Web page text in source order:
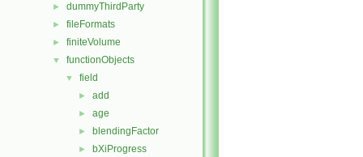
► dummyThirdParty
► fileFormats
► finiteVolume
▼ functionObjects
▼ field
► add
► age
► blendingFactor
► bXiProgress